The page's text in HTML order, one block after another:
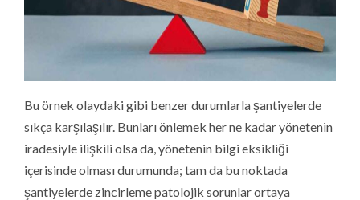
Bu örnek olaydaki gibi benzer durumlarla şantiyelerde
sıkça karşılaşılır. Bunları önlemek her ne kadar yönetenin
iradesiyle ilişkili olsa da, yönetenin bilgi eksikliği
içerisinde olması durumunda; tam da bu noktada
şantiyelerde zincirleme patolojik sorunlar ortaya